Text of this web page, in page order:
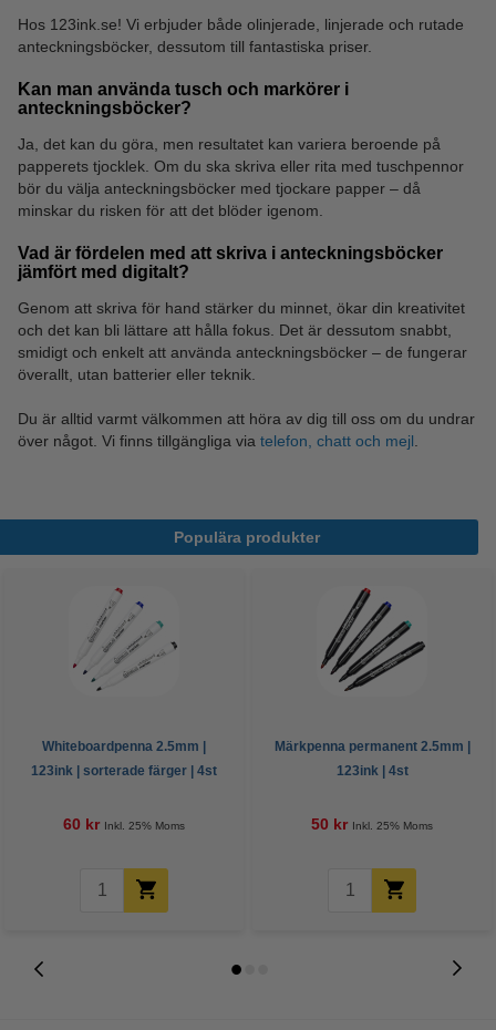
Överstrykningspennor Blädderblock
Hos 123ink.se! Vi erbjuder både olinjerade, linjerade och rutade
anteckningsböcker, dessutom till fantastiska priser.
Kan man använda tusch och markörer i
anteckningsböcker?
Ja, det kan du göra, men resultatet kan variera beroende på
papperets tjocklek. Om du ska skriva eller rita med tuschpennor
bör du välja anteckningsböcker med tjockare papper – då
minskar du risken för att det blöder igenom.
Vad är fördelen med att skriva i anteckningsböcker
jämfört med digitalt?
Genom att skriva för hand stärker du minnet, ökar din kreativitet
och det kan bli lättare att hålla fokus. Det är dessutom snabbt,
smidigt och enkelt att använda anteckningsböcker – de fungerar
överallt, utan batterier eller teknik.
Du är alltid varmt välkommen att höra av dig till oss om du undrar
över något. Vi finns tillgängliga via telefon, chatt och mejl
Populära produkter
Whiteboardpenna 2.5mm |
123ink | sorterade färger | 4st
60 kr Inkl. 25% Moms
Märkpenna permanent 2.5mm |
123ink | 4st
50 kr Inkl. 25% Moms